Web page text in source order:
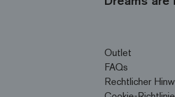
Outlet
FAQs
Rechtlicher